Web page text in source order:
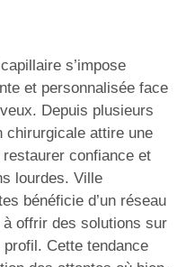
s’impose
et personnalisée face
Depuis plusieurs
chirurgicale attire une
confiance et
lourdes. Ville
bénéficie d’un réseau
offrir des solutions sur
Cette tendance